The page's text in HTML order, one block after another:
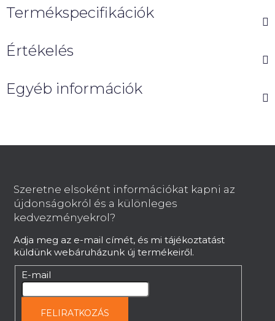
Termékspecifikációk
Értékelés
Egyéb információk
Szeretne elsoként információkat kapni az
újdonságokról és a különleges
kedvezményekrol?
Adja meg az e-mail címét, és mi tájékoztatást
küldünk webáruházunk új termékeiről.
E-mail
FELIRATKOZÁS